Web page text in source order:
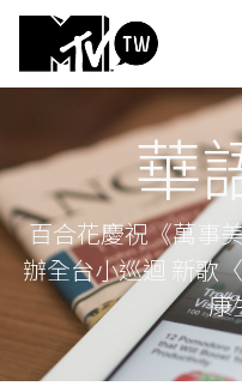
華
百合花慶祝《萬事
辦全台小巡迴 新歌
康